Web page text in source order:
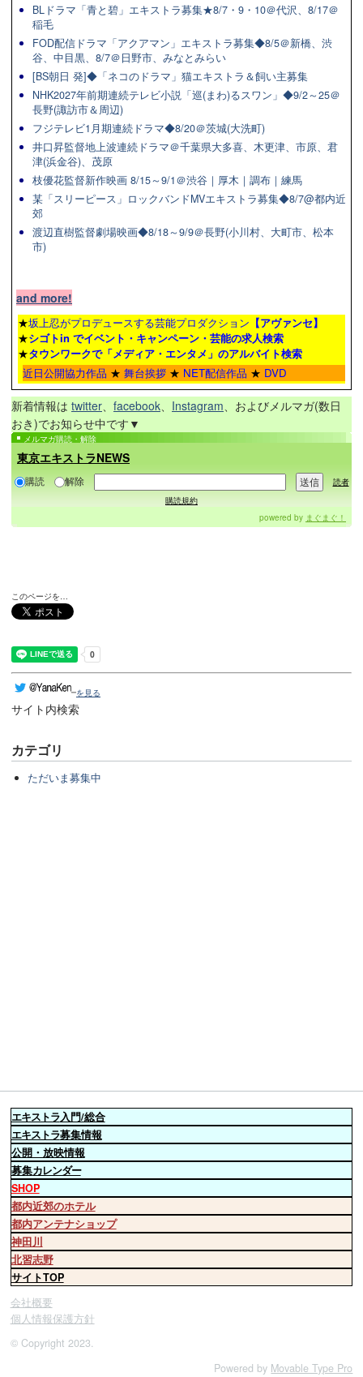
BLドラマ「青と碧」エキストラ募集★8/7・9・10＠代沢、8/17＠
稲毛
FOD配信ドラマ「アクアマン」エキストラ募集◆8/5＠新橋、渋
谷、中目黒、8/7＠日野市、みなとみらい
[BS朝日 発]◆「ネコのドラマ」猫エキストラ＆飼い主募集
NHK2027年前期連続テレビ小説「巡(まわ)るスワン」◆9/2～25＠
長野(諏訪市＆周辺)
フジテレビ1月期連続ドラマ◆8/20＠茨城(大洗町)
井口昇監督地上波連続ドラマ＠千葉県大多喜、木更津、市原、君
津(浜金谷)、茂原
枝優花監督新作映画 8/15～9/1＠渋谷｜厚木｜調布｜練馬
某「スリーピース」ロックバンドMVエキストラ募集◆8/7@都内近
郊
渡辺直樹監督劇場映画◆8/18～9/9＠長野(小川村、大町市、松本
市)
and more!
★坂上忍がプロデュースする芸能プロダクション 【アヴァンセ】
★シゴトin でイベント・キャンペーン・芸能の求人検索
★タウンワークで「メディア・エンタメ」のアルバイト検索
近日公開協力作品 ★ 舞台挨拶 ★ NET配信作品 ★ DVD
新着情報は twitter facebook Instagram 、およびメルマガ(数日
おき)でお知らせ中です▼
メルマガ購読・解除
東京エキストラNEWS
購読 解除
読者
購読規約
powered by まぐまぐ！
このページを…
を見る
サイト内検索
カテゴリ
ただいま募集中
エキストラ入門/総合
エキストラ募集情報
公開・放映情報
募集カレンダー
SHOP
都内近郊のホテル
都内アンテナショップ
神田川
北習志野
サイトTOP
会社概要
個人情報保護方針
© Copyright 2023.
Powered by Movable Type Pro